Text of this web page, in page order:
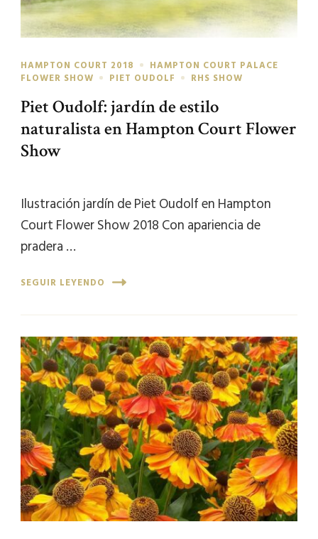
HAMPTON COURT 2018
HAMPTON COURT PALACE
FLOWER SHOW
PIET OUDOLF RHS SHOW
Piet Oudolf: jardín de estilo
naturalista en Hampton Court Flower
Show
Ilustración jardín de Piet Oudolf en Hampton
Court Flower Show 2018 Con apariencia de
pradera …
SEGUIR LEYENDO